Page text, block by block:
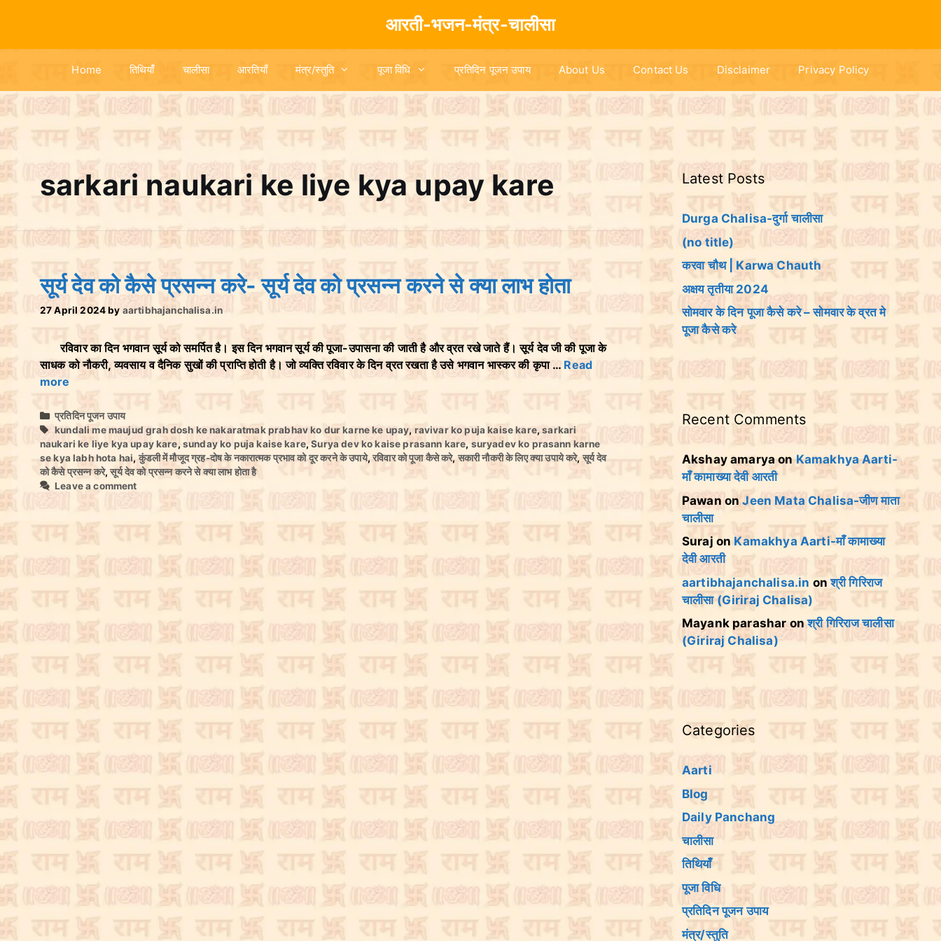
o
आरती-भजन-मंत्र-चालीसा
Home तिथियांँ चालीसा आरतियाँ मंत्र/स्तुति पूजा विधि प्रतिदिन पूजन उपाय About Us Contact Us Disclaimer Privacy Policy
sarkari naukari ke liye kya upay kare
सूर्य देव को कैसे प्रसन्न करे- सूर्य देव को प्रसन्न करने से क्या लाभ होता
27 April 2024 by aartibhajanchalisa.in
रविवार का दिन भगवान सूर्य को समर्पित है। इस दिन भगवान सूर्य की पूजा-उपासना की जाती है और व्रत रखे जाते हैं। सूर्य देव जी की पूजा के
साधक को नौकरी, व्यवसाय व दैनिक सुखों की प्राप्ति होती है। जो व्यक्ति रविवार के दिन व्रत रखता है उसे भगवान भास्कर की कृपा … Read
more
C
a
t
e
g
o
प्रतिदिन पूजन उपाय
T
a
g
s
kundali me maujud grah dosh ke nakaratmak prabhav ko dur karne ke upay, ravivar ko puja kaise kare,sarkari
naukari ke liye kya upay kare, sunday ko puja kaise kare,Surya dev ko kaise prasann kare, suryadev ko prasann karne
se kya labh hota hai,कुंडली में मौजूद ग्रह-दोष के नकारात्मक प्रभाव को दूर करने के उपाये,रविवार को पूजा कैसे करे,सकारी नौकरी के लिए क्या उपाये करे,सूर्य देव
को कैसे प्रसन्न करे,सूर्य देव को प्रसन्न करने से क्या लाभ होता है
Leave a comment
Latest Posts
Durga Chalisa-दुर्गा चालीसा
(no title)
करवा चौथ | Karwa Chauth
अक्षय तृतीया 2024
सोमवार के दिन पूजा कैसे करे – सोमवार के व्रत मे
पूजा कैसे करे
Recent Comments
Akshay amaryaonKamakhya Aarti-
माँ कामाख्या देवी आरती
Pawan onJeen Mata Chalisa-जीण माता
चालीसा
Suraj on Kamakhya Aarti-माँ कामाख्या
देवी आरती
aartibhajanchalisa.in onश्री गिरिराज
चालीसा (Giriraj Chalisa)
Mayank parasharonश्री गिरिराज चालीसा
(Giriraj Chalisa)
Categories
Aarti
Blog
Daily Panchang
चालीसा
तिथियांँ
पूजा विधि
प्रतिदिन पूजन उपाय
मंत्र/स्तुति